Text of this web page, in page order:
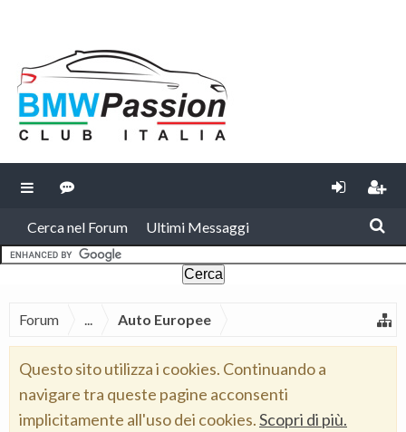
Cerca nel Forum Ultimi Messaggi
Forum ... Auto Europee
Questo sito utilizza i cookies. Continuando a
navigare tra queste pagine acconsenti
implicitamente all'uso dei cookies.Scopri di più.